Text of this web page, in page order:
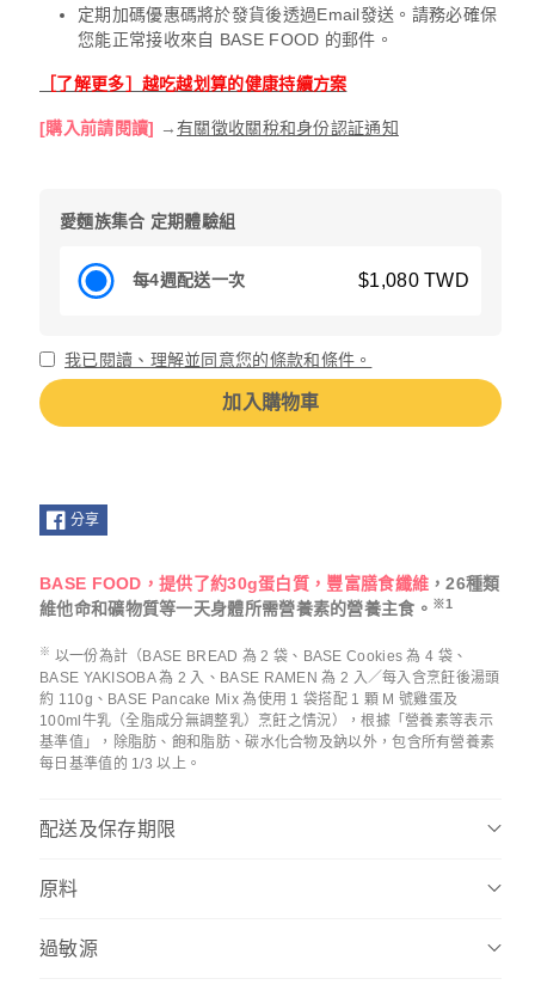
定期加碼優惠碼將於發貨後透過Email發送。請務必確保
您能正常接收來自 BASE FOOD 的郵件。
［了解更多］越吃越划算的健康持續方案
[購入前請閱讀] →有關徵收關稅和身份認証通知
愛麵族集合 定期體驗組
每4週配送一次 $1,080 TWD
我已閱讀、理解並同意您的條款和條件。
加入購物車
分享
BASE FOOD，提供了約30g蛋白質，豐富膳食纖維 ，26種類
維他命和礦物質等一天身體所需營養素的營養主食。 ※1
※ 以一份為計（BASE BREAD 為 2 袋、BASE Cookies 為 4 袋、
BASE YAKISOBA 為 2 入、BASE RAMEN 為 2 入／每入含烹飪後湯頭
約 110g、BASE Pancake Mix 為使用 1 袋搭配 1 顆 M 號雞蛋及
100ml牛乳（全脂成分無調整乳）烹飪之情況），根據「營養素等表示
基準值」，除脂肪、飽和脂肪、碳水化合物及鈉以外，包含所有營養素
每日基準值的 1/3 以上。
配送及保存期限
原料
過敏源